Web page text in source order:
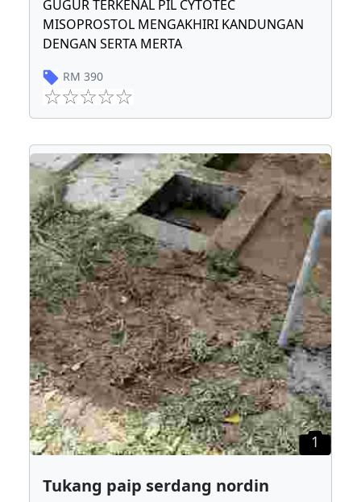
GUGUR TERKENAL PIL CYTOTEC
MISOPROSTOL MENGAKHIRI KANDUNGAN
DENGAN SERTA MERTA
RM 390
1
Tukang paip serdang nordin